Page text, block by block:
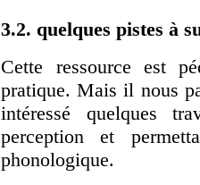
3.2. quelques pistes à
Cette ressource est
pratique. Mais il nous
intéressé quelques
perception et
phonologique.